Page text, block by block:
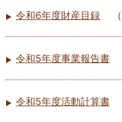
令和6年度財産目録 （
令和5年度事業報告書
令和5年度活動計算書